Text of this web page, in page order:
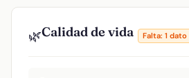
🌿Calidad de vida Falta: 1 dato